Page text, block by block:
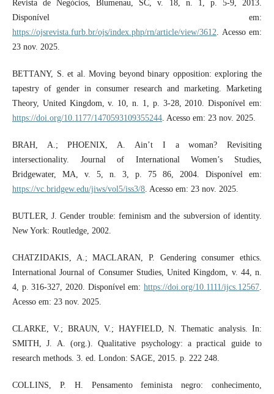
Revista de Negócios, Blumenau, SC, v. 18, n. 1, p. 5-9, 2013.
Disponível em:
https://ojsrevista.furb.br/ojs/index.php/rn/article/view/3612. Acesso em:
23 nov. 2025.
BETTANY, S. et al. Moving beyond binary opposition: exploring the
tapestry of gender in consumer research and marketing. Marketing
Theory, United Kingdom, v. 10, n. 1, p. 3-28, 2010. Disponível em:
https://doi.org/10.1177/1470593109355244. Acesso em: 23 nov. 2025.
BRAH, A.; PHOENIX, A. Ain’t I a woman? Revisiting
intersectionality. Journal of International Women’s Studies,
Bridgewater, MA, v. 5, n. 3, p. 75 86, 2004. Disponível em:
https://vc.bridgew.edu/jiws/vol5/iss3/8. Acesso em: 23 nov. 2025.
BUTLER, J. Gender trouble: feminism and the subversion of identity.
New York: Routledge, 2002.
CHATZIDAKIS, A.; MACLARAN, P. Gendering consumer ethics.
International Journal of Consumer Studies, United Kingdom, v. 44, n.
4, p. 316-327, 2020. Disponível em:https://doi.org/10.1111/ijcs.12567.
Acesso em: 23 nov. 2025.
CLARKE, V.; BRAUN, V.; HAYFIELD, N. Thematic analysis. In:
SMITH, J. A. (org.). Qualitative psychology: a practical guide to
research methods. 3. ed. London: SAGE, 2015. p. 222 248.
COLLINS, P. H. Pensamento feminista negro: conhecimento,